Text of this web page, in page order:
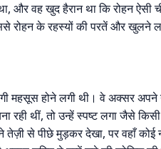
वह खुद हैरान था कि रोहन ऐसी
रोहन के रहस्यों की परतें और खुलने
महसूस होने लगी थी। वे अक्सर
रही थीं, तो उन्हें स्पष्ट लगा जैसे
से पीछे मुड़कर देखा, पर वहाँ कोई